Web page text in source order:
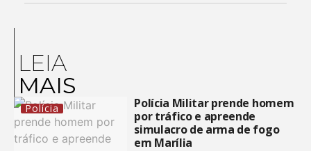
LEIA
MAIS
Polícia
Polícia Militar prende homem
por tráfico e apreende
simulacro de arma de fogo
em Marília